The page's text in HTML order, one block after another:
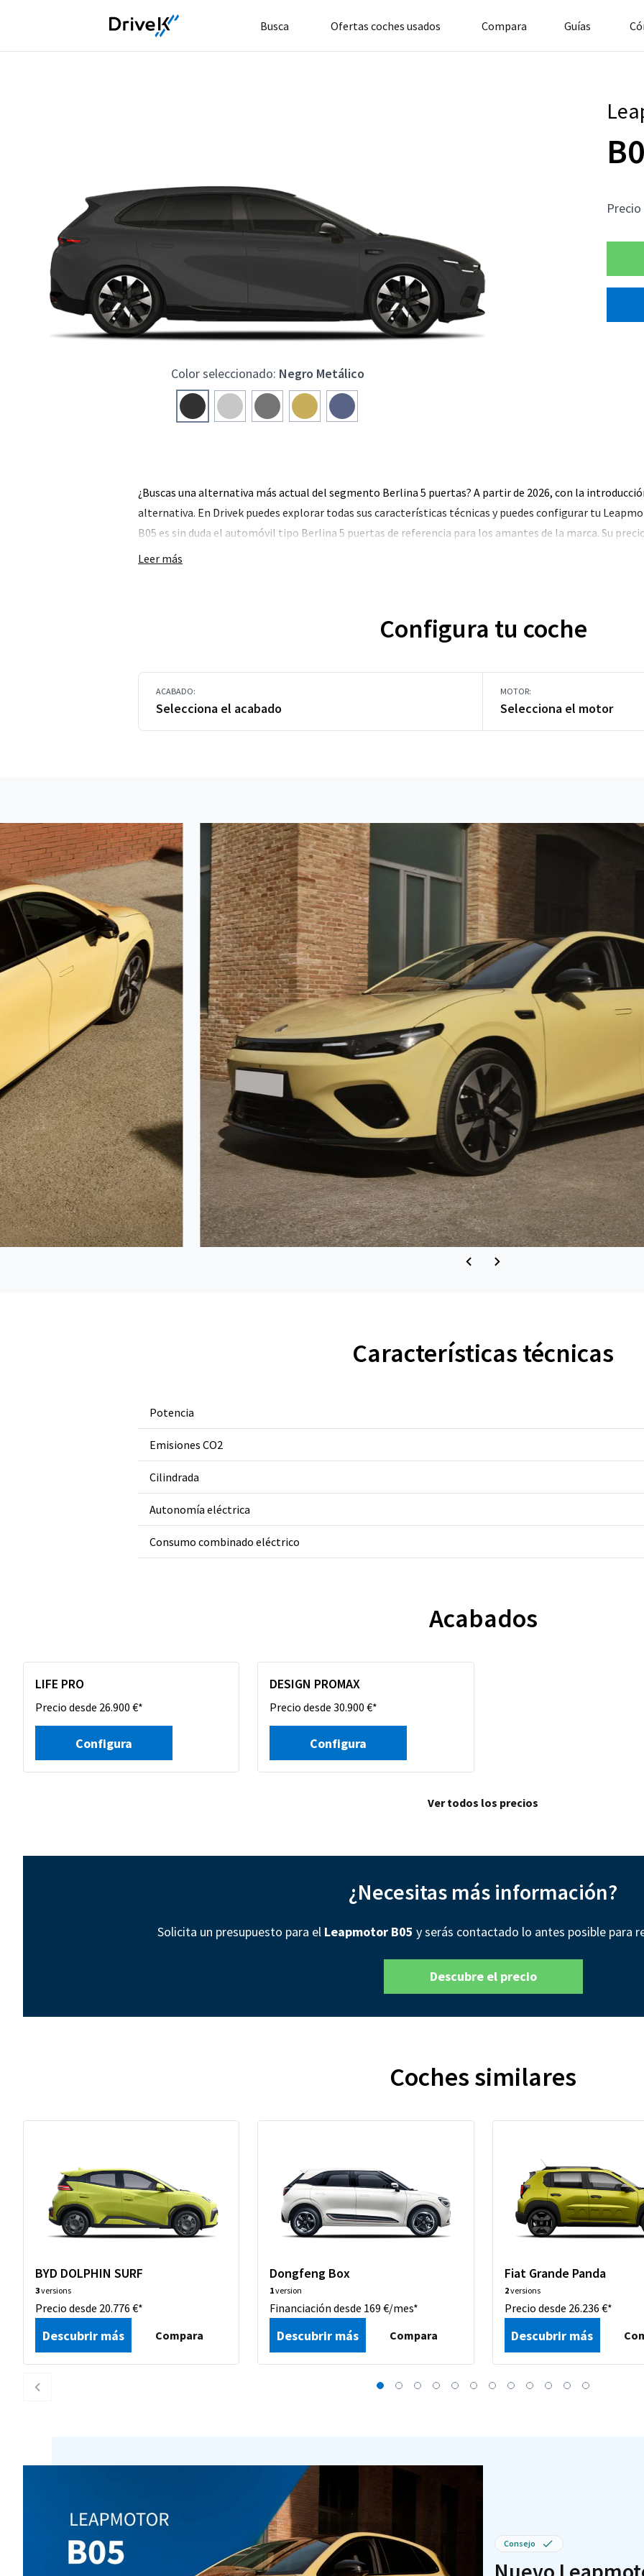
Busca Ofertas coches usados Compara Guías
Color seleccionado: Negro Metálico
¿Buscas una alternativa más actual del segmento Berlina 5 puertas? A partir de 2026, con la
alternativa. En Drivek puedes explorar todas sus características técnicas y puedes configurar tu
B05 es sin duda el automóvil tipo Berlina 5 puertas de referencia para los amantes de la marca. Su
Leer más
Configura tu coche
ACABADO:
Selecciona el acabado
MOTOR:
Selecciona el motor
Características técnicas
Potencia
Emisiones CO2
Cilindrada
Autonomía eléctrica
Consumo combinado eléctrico
Acabados
LIFE PRO
Precio desde 26.900 €*
Configura
DESIGN PROMAX
Precio desde 30.900 €*
Configura
Ver todos los precios
¿Necesitas más información?
Solicita un presupuesto para el Leapmotor B05 y serás contactado lo antes posible para
Descubre el precio
Coches similares
BYD DOLPHIN SURF
3versions
Precio desde 20.776 €*
Descubrir más Compara
Dongfeng Box
1version
Financiación desde 169 €/mes*
Descubrir más Compara
Fiat Grande Panda
2versions
Precio desde 26.236 €*
Descubrir más
Consejo